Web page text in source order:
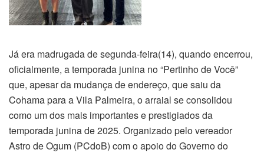
Já era madrugada de segunda-feira(14), quando encerrou,
oficialmente, a temporada junina no “Pertinho de Você”
que, apesar da mudança de endereço, que saiu da
Cohama para a Vila Palmeira, o arraial se consolidou
como um dos mais importantes e prestigiados da
temporada junina de 2025. Organizado pelo vereador
Astro de Ogum (PCdoB) com o apoio do Governo do